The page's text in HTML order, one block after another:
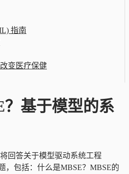
指南
变医疗保健
基于模型的系
回答关于模型驱动系统工程
，包括：什么是MBSE？MBSE的